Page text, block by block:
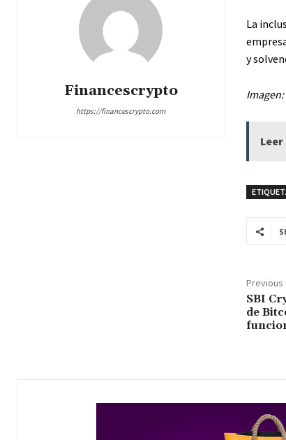
Financescrypto
https://financescrypto.com
La
y
Leer
Previous
SBI
de